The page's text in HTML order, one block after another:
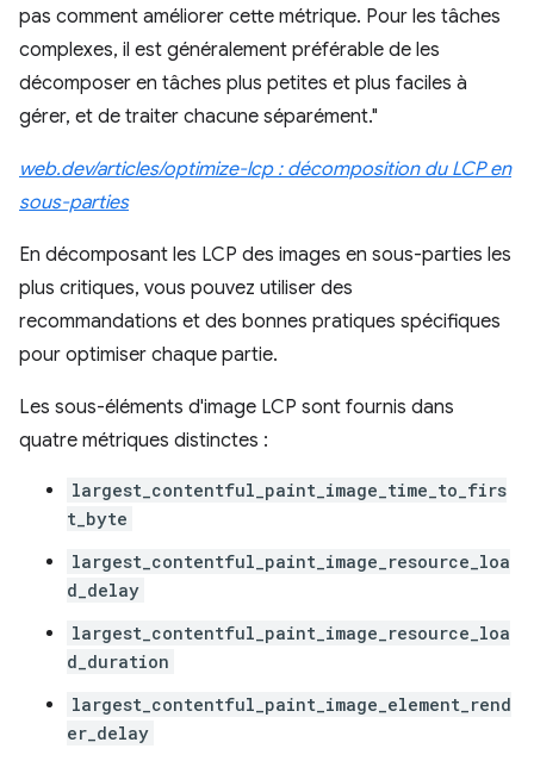
pas comment améliorer cette métrique. Pour les tâches
complexes, il est généralement préférable de les
décomposer en tâches plus petites et plus faciles à
gérer, et de traiter chacune séparément."
web.dev/articles/optimize-lcp : décomposition du LCP en
sous-parties
En décomposant les LCP des images en sous-parties les
plus critiques, vous pouvez utiliser des
recommandations et des bonnes pratiques spécifiques
pour optimiser chaque partie.
Les sous-éléments d'image LCP sont fournis dans
quatre métriques distinctes :
largest_contentful_paint_image_time_to_firs
t_byte
largest_contentful_paint_image_resource_loa
d_delay
largest_contentful_paint_image_resource_loa
d_duration
largest_contentful_paint_image_element_rend
er_delay